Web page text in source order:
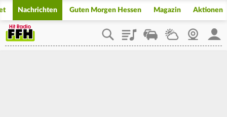
Nachrichten Guten Morgen Hessen Magazin Aktionen
PlaylistStaupilotWetterWebcam